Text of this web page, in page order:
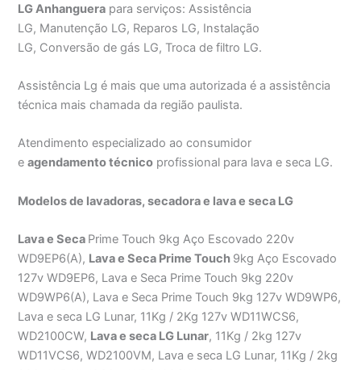
LG Anhanguera para serviços: Assistência
LG, Manutenção LG, Reparos LG, Instalação
LG, Conversão de gás LG, Troca de filtro LG.
Assistência Lg é mais que uma autorizada é a assistência
técnica mais chamada da região paulista.
Atendimento especializado ao consumidor
eagendamento técnico profissional para lava e seca LG.
Modelos de lavadoras, secadora e lava e seca LG
Lava e Seca Prime Touch 9kg Aço Escovado 220v
WD9EP6(A), Lava e Seca Prime Touch 9kg Aço Escovado
127v WD9EP6, Lava e Seca Prime Touch 9kg 220v
WD9WP6(A), Lava e Seca Prime Touch 9kg 127v WD9WP6,
Lava e seca LG Lunar, 11Kg / 2Kg 127v WD11WCS6,
WD2100CW, Lava e seca LG Lunar, 11Kg / 2kg 127v
WD11VCS6, WD2100VM, Lava e seca LG Lunar, 11Kg / 2kg